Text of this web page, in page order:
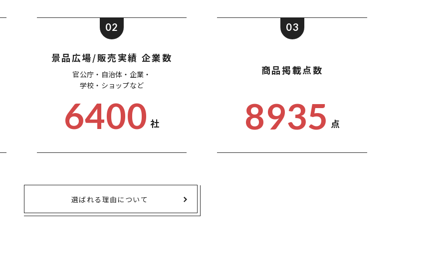
02
景品広場/販売実績 企業数
官公庁・自治体・企業・
学校・ショップなど
6400 社
03
商品掲載点数
8935 点
選ばれる理由について